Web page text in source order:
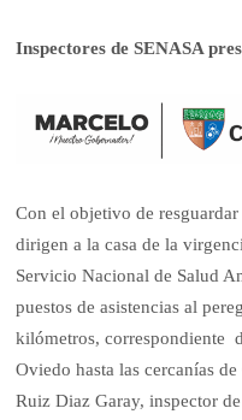
Inspectores de SENASA
Con el objetivo de
dirigen a la casa de la
Servicio Nacional de Salud
puestos de asistencias al
kilómetros, correspondiente
Oviedo hasta las cercanías
Ruiz Diaz Garay, inspector